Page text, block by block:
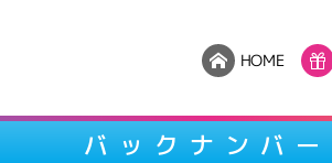
HOME
バックナンバー